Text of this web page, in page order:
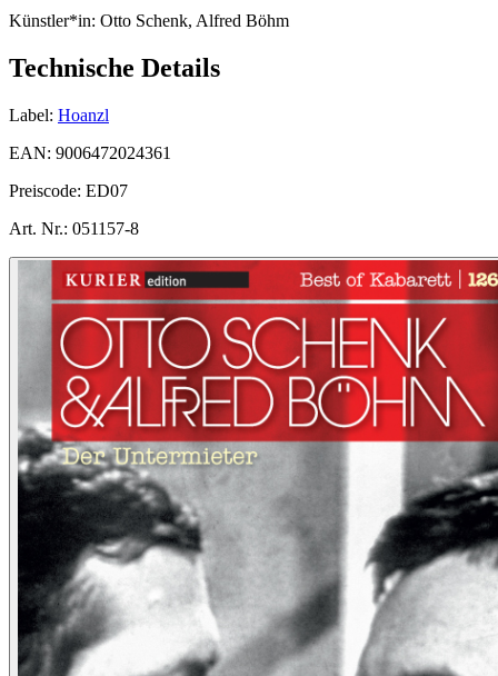
Künstler*in: Otto Schenk, Alfred Böhm
Technische Details
Label: Hoanzl
EAN: 9006472024361
Preiscode: ED07
Art. Nr.: 051157-8